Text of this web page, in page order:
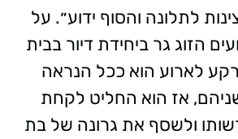
לתלונה והסוף ידוע״. על
הזוג גר ביחידת דיור בבית
לארוע הוא ככל הנראה
שניהם, אז הוא החליט לקחת
ולשסף את גרונה של בת